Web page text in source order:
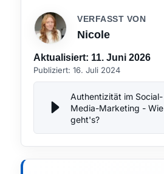
VERFASST VON
Nicole
Aktualisiert: 11. Juni 2026
Publiziert: 16. Juli 2024
Authentizität im Social-
Media-Marketing - Wie
geht's?